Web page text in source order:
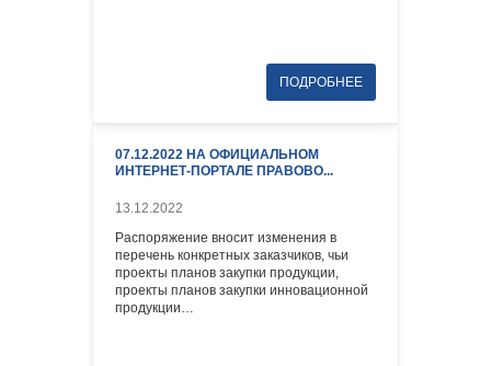
07.12.2022 НА ОФИЦИАЛЬНОМ
ИНТЕРНЕТ-ПОРТАЛЕ ПРАВОВО...
13.12.2022
Распоряжение вносит изменения в
перечень конкретных заказчиков, чьи
проекты планов закупки продукции,
проекты планов закупки инновационной
продукции…